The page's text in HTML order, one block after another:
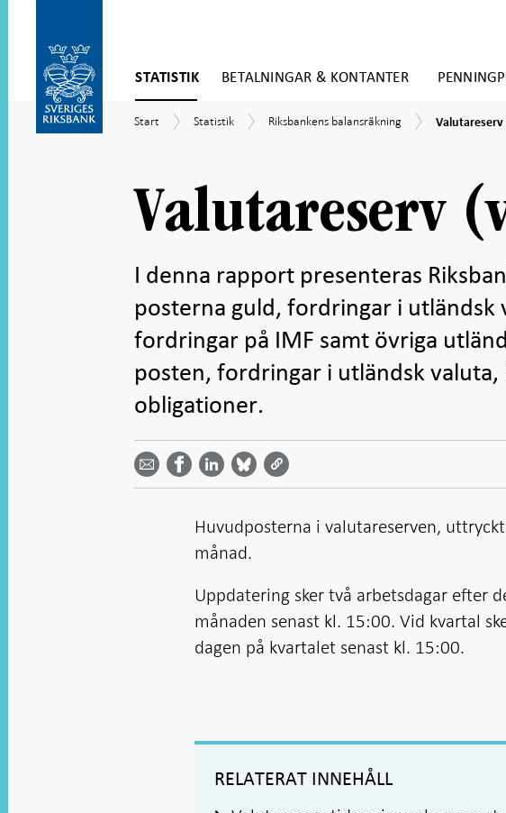
direkt
till
innehåll
STATISTIK BETALNINGAR & KONTANTER
till
Start
Start Statistik
Statistik
Riksbankens
Riksbankens balansräkning
Valutareserv
Valutareserv
I denna rapport presenteras
posterna guld, fordringar i utländsk
fordringar på IMF samt övriga
posten, fordringar i utländsk
obligationer.
Dela
email -
Öppnas
Dela på
Facebook
- Öppnas
Dela på
LinkedIn
-
Öppnas
på
Bluesky
-
i ny flik
på
Twitter
-
i ny flik
Huvudposterna i valutareserven,
månad.
Uppdatering sker två arbetsdagar efter
månaden senast kl. 15:00. Vid kvartal
dagen på kvartalet senast kl. 15:00.
RELATERAT INNEHÅLL